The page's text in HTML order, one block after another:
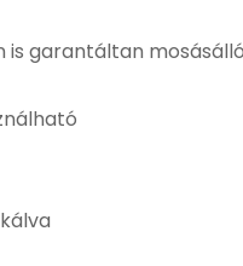
garantáltan